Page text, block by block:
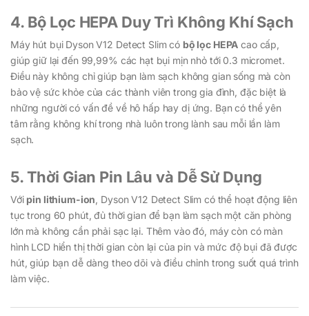
4. Bộ Lọc HEPA Duy Trì Không Khí Sạch
Máy hút bụi Dyson V12 Detect Slim có bộ lọc HEPA cao cấp,
giúp giữ lại đến 99,99% các hạt bụi mịn nhỏ tới 0.3 micromet.
Điều này không chỉ giúp bạn làm sạch không gian sống mà còn
bảo vệ sức khỏe của các thành viên trong gia đình, đặc biệt là
những người có vấn đề về hô hấp hay dị ứng. Bạn có thể yên
tâm rằng không khí trong nhà luôn trong lành sau mỗi lần làm
sạch.
5. Thời Gian Pin Lâu và Dễ Sử Dụng
Với pin lithium-ion , Dyson V12 Detect Slim có thể hoạt động liên
tục trong 60 phút, đủ thời gian để bạn làm sạch một căn phòng
lớn mà không cần phải sạc lại. Thêm vào đó, máy còn có màn
hình LCD hiển thị thời gian còn lại của pin và mức độ bụi đã được
hút, giúp bạn dễ dàng theo dõi và điều chỉnh trong suốt quá trình
làm việc.